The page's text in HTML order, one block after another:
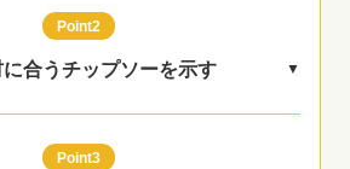
Point2
合うチップソーを示す
Point3